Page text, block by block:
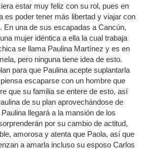
estar muy feliz con su rol, pues en
es poder tener más libertad y viajar con
En una de sus escapadas a Cancún,
mujer idéntica a ella la cual trabaja
se llama Paulina Martínez y es en
pero ninguna tiene idea de esto.
para que Paulina acepte suplantarla
escaparse con un hombre que
que su familia se entere de esto, así
de su plan aprovechándose de
llegará a la mansión de los
por su cambio de actitud,
amorosa y atenta que Paola, así que
a amarla incluso su esposo Carlos